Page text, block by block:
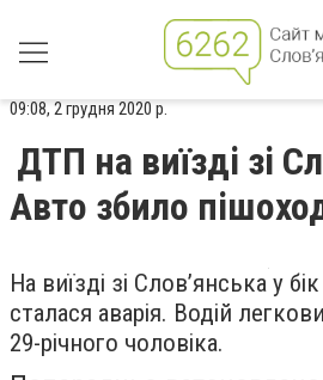
09:08, 2 грудня 2020 р.
ДТП на виїзді зі
Авто збило
На виїзді зі Слов’янська у
сталася аварія. Водій
29-річного чоловіка.